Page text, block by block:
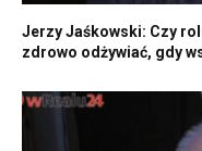
Jerzy Jaśkowski: Czy
zdrowo odżywiać, gdy